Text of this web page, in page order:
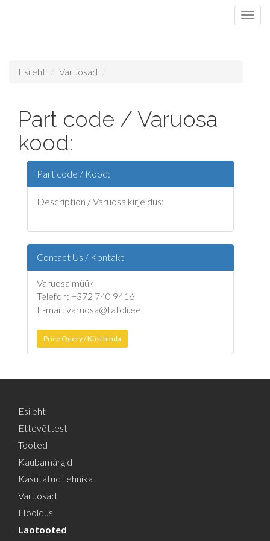
Esileht Varuosad
Part code / Varuosa
kood:
Part code / Kood:
Description / Varuosa kirjeldus:
Contact Us / Kontakt
Varuosa müük
Telefon: +372 740 9416
E-mail: varuosa@tatoli.ee
Price Query / Küsi hinda
Esileht
Ettevõttest
Tooted
Kaubamärgid
Kasutatud tehnika
Varuosad
Hooldus
Laotooted